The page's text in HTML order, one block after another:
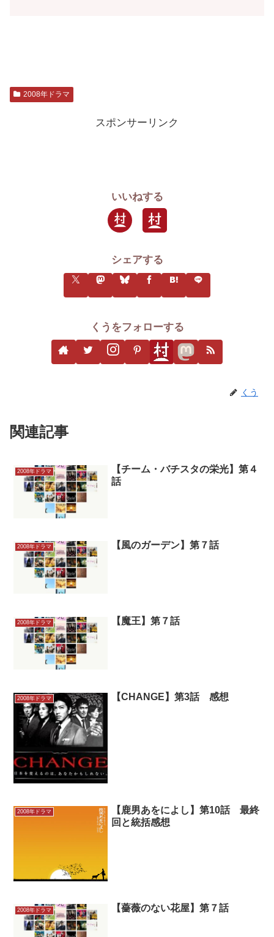
2008年ドラマ
スポンサーリンク
いいねする
シェアする
くうをフォローする
くう
関連記事
2008年ドラマ
【チーム・バチスタの栄光】第４
話
2008年ドラマ 【風のガーデン】第７話
2008年ドラマ 【魔王】第７話
2008年ドラマ 【CHANGE】第3話 感想
2008年ドラマ
【鹿男あをによし】第10話 最終
回と統括感想
2008年ドラマ 【薔薇のない花屋】第７話